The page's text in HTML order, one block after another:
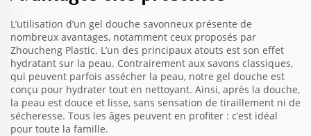
L’utilisation d’un gel douche savonneux présente de
nombreux avantages, notamment ceux proposés par
Zhoucheng Plastic. L’un des principaux atouts est son effet
hydratant sur la peau. Contrairement aux savons classiques,
qui peuvent parfois assécher la peau, notre gel douche est
conçu pour hydrater tout en nettoyant. Ainsi, après la douche,
la peau est douce et lisse, sans sensation de tiraillement ni de
sécheresse. Tous les âges peuvent en profiter : c’est idéal
pour toute la famille.